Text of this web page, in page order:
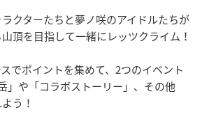
ラクターたちと夢ノ咲のアイドルたちが
頂を目指して一緒にレッツクライム！
でポイントを集めて、2つのイベント
や「コラボストーリー」、その他
う！